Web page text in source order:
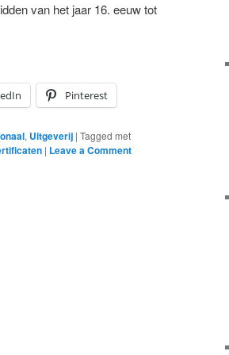
van het jaar 16. eeuw tot
Pinterest
, Uitgeverij | Tagged met
| Leave a Comment